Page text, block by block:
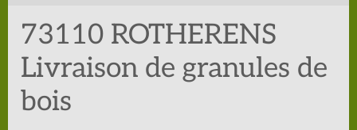
73110 ROTHERENS
Livraison de granules de
bois